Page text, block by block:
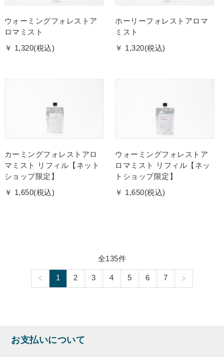
ウォーミングフォレストア
ロマミスト
￥ 1,320(税込)
ホーリーフォレストアロマ
ミスト
￥ 1,320(税込)
カーミングフォレストアロ
マミスト リフィル【ネット
ショップ限定】
￥ 1,650(税込)
ウォーミングフォレストア
ロマミスト リフィル【ネッ
トショップ限定】
￥ 1,650(税込)
全135件
1 2 3 4 5 6 7
お支払いについて